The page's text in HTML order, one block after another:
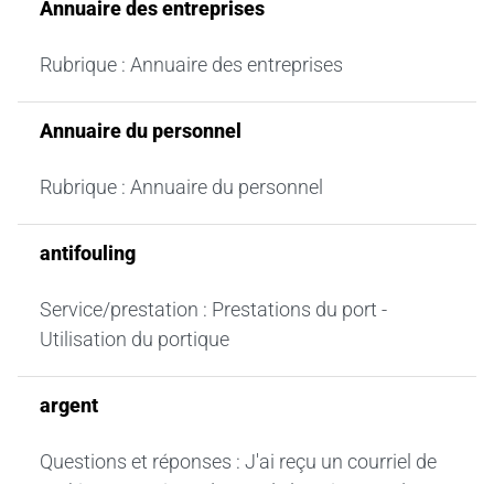
Annuaire des entreprises
Rubrique : Annuaire des entreprises
Annuaire du personnel
Rubrique : Annuaire du personnel
antifouling
Service/prestation : Prestations du port -
Utilisation du portique
argent
Questions et réponses : J'ai reçu un courriel de